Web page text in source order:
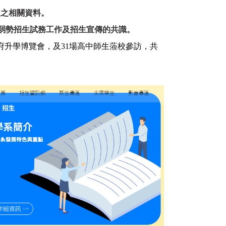
相關資料。
勢招生試務工作及招生宣傳的共識。
升學博覽會，及31場高中師生蒞校參訪，共